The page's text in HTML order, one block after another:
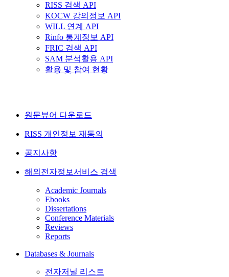
RISS 검색 API
KOCW 강의정보 API
WILL 연계 API
Rinfo 통계정보 API
FRIC 검색 API
SAM 분석활용 API
활용 및 참여 현황
원문뷰어 다운로드
RISS 개인정보 재동의
공지사항
해외전자정보서비스 검색
Academic Journals
Ebooks
Dissertations
Conference Materials
Reviews
Reports
Databases & Journals
전자저널 리스트